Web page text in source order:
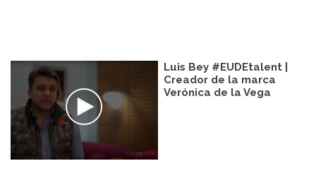
Luis Bey #EUDEtalent |
Creador de la marca
Verónica de la Vega